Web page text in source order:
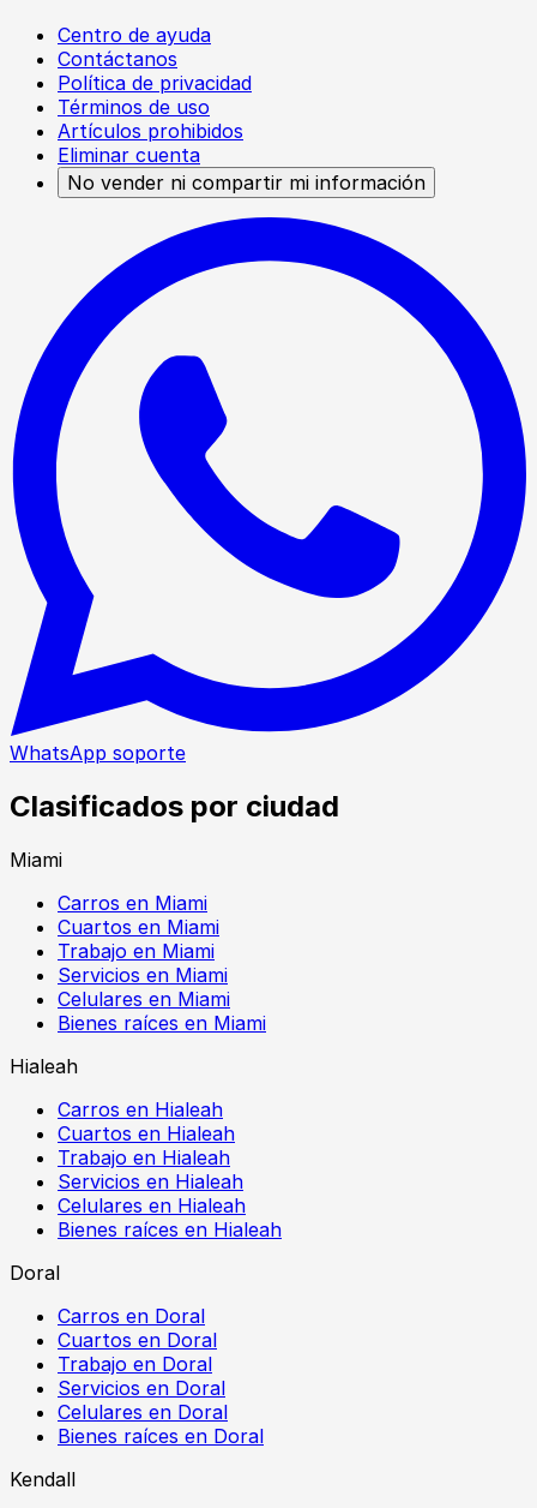
Centro de ayuda
Contáctanos
Política de privacidad
Términos de uso
Artículos prohibidos
Eliminar cuenta
No vender ni compartir mi información
WhatsApp soporte
Clasificados por ciudad
Miami
Carros en Miami
Cuartos en Miami
Trabajo en Miami
Servicios en Miami
Celulares en Miami
Bienes raíces en Miami
Hialeah
Carros en Hialeah
Cuartos en Hialeah
Trabajo en Hialeah
Servicios en Hialeah
Celulares en Hialeah
Bienes raíces en Hialeah
Doral
Carros en Doral
Cuartos en Doral
Trabajo en Doral
Servicios en Doral
Celulares en Doral
Bienes raíces en Doral
Kendall